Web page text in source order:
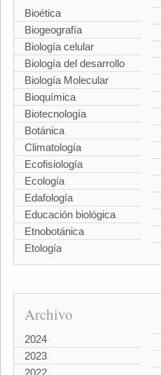
Bioética
Biogeografía
Biología celular
Biología del desarrollo
Biología Molecular
Bioquímica
Biotecnología
Botánica
Climatología
Ecofisiología
Ecología
Edafología
Educación biológica
Etnobotánica
Etología
Archivo
2024
2023
2022